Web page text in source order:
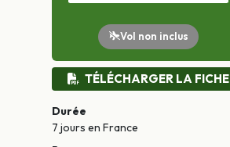
Vol non inclus
TÉLÉCHARGER LA FICHE
Durée
7 jours en France